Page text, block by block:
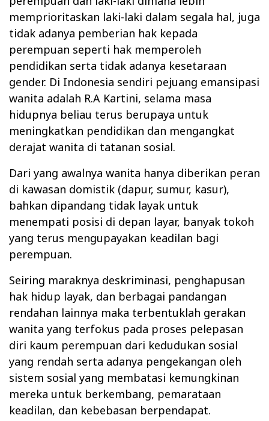
memprioritaskan laki-laki dalam segala hal, juga
tidak adanya pemberian hak kepada
perempuan seperti hak memperoleh
pendidikan serta tidak adanya kesetaraan
gender. Di Indonesia sendiri pejuang emansipasi
wanita adalah R.A Kartini, selama masa
hidupnya beliau terus berupaya untuk
meningkatkan pendidikan dan mengangkat
derajat wanita di tatanan sosial.
Dari yang awalnya wanita hanya diberikan peran
di kawasan domistik (dapur, sumur, kasur),
bahkan dipandang tidak layak untuk
menempati posisi di depan layar, banyak tokoh
yang terus mengupayakan keadilan bagi
perempuan.
Seiring maraknya deskriminasi, penghapusan
hak hidup layak, dan berbagai pandangan
rendahan lainnya maka terbentuklah gerakan
wanita yang terfokus pada proses pelepasan
diri kaum perempuan dari kedudukan sosial
yang rendah serta adanya pengekangan oleh
sistem sosial yang membatasi kemungkinan
mereka untuk berkembang, pemarataan
keadilan, dan kebebasan berpendapat.